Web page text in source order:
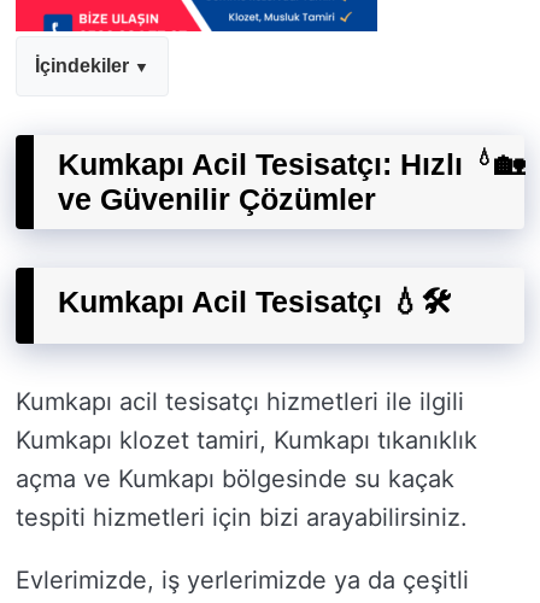
İçindekiler
Kumkapı Acil Tesisatçı: Hızlı
ve Güvenilir Çözümler
💧 🏡
Kumkapı Acil Tesisatçı 💧🛠️
Kumkapı acil tesisatçı hizmetleri ile ilgili
Kumkapı klozet tamiri, Kumkapı tıkanıklık
açma ve Kumkapı bölgesinde su kaçak
tespiti hizmetleri için bizi arayabilirsiniz.
Evlerimizde, iş yerlerimizde ya da çeşitli